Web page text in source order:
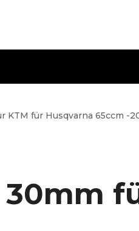
KTM für Husqvarna 65ccm -